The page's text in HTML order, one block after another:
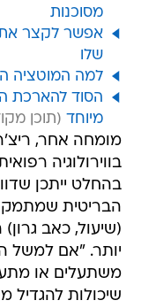
מסוכנות
אפשר לקצר את
שלו
למה המוטציה
הסוד להארכת
מיוחד
מומחה אחר,
בווירולוגיה
בהחלט ייתכן
הבריטית
(שיעול, כאב
יותר. "אם למשל
משתעלים או
שיכולות להגדיל